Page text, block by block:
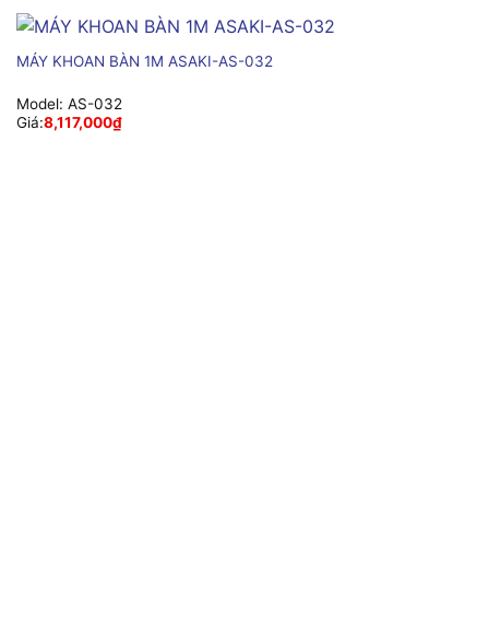
MÁY KHOAN BÀN 1M ASAKI-AS-032
Model: AS-032
Giá:8,117,000₫